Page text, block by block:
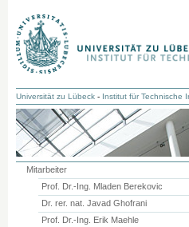
Universität zu Lübeck - Institut für Technische
Mitarbeiter
Prof. Dr.-Ing. Mladen Berekovic
Dr. rer. nat. Javad Ghofrani
Prof. Dr.-Ing. Erik Maehle